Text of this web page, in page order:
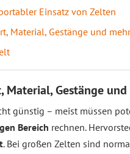
Einsatz von Zelten
Material, Gestänge und mehr
Material, Gestänge
günstig – meist müssen
Bereich rechnen.
. Bei großen Zelten sind